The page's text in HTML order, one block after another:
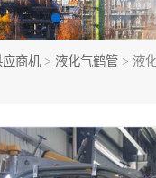
应商机 > 液化气鹤管 > 液
液化气
活动梯
装车鹤管